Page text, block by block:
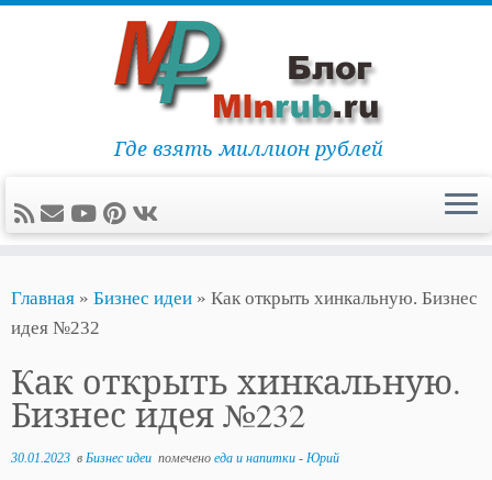
содержимому
Где взять миллион рублей
Главная » Бизнес идеи » Как открыть хинкальную. Бизнес
идея №232
Как открыть хинкальную.
Бизнес идея №232
30.01.2023 в Бизнес идеи помечено еда и напитки - Юрий